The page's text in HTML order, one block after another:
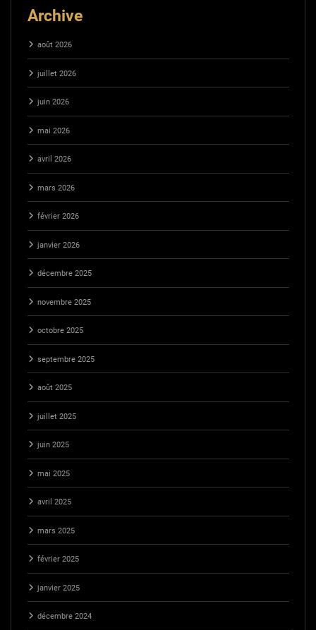
Archive
août 2026
juillet 2026
juin 2026
mai 2026
avril 2026
mars 2026
février 2026
janvier 2026
décembre 2025
novembre 2025
octobre 2025
septembre 2025
août 2025
juillet 2025
juin 2025
mai 2025
avril 2025
mars 2025
février 2025
janvier 2025
décembre 2024